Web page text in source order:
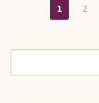
Sidor
1 2